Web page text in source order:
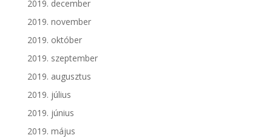
2019. december
2019. november
2019. október
2019. szeptember
2019. augusztus
2019. július
2019. június
2019. május